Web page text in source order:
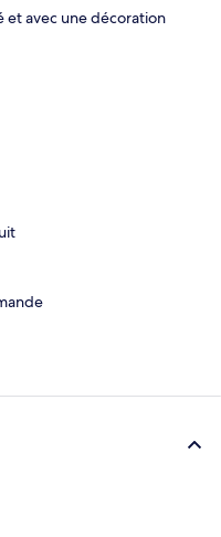
et avec une décoration